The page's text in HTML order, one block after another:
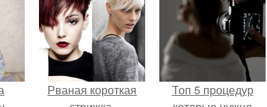
Рваная короткая
Топ 5 процедур